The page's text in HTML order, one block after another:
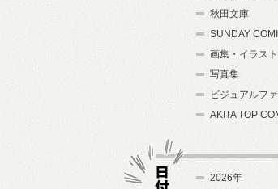
秋田文庫
SUNDAY
画集・イラス
写真集
ビジュアルフ
AKITA TOP
2026年